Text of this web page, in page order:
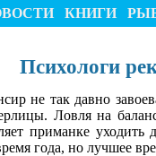
КНИГИ
Психологи
не так давно
Ловля на
приманке
года, но лучшее